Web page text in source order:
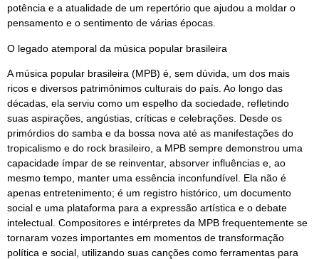
potência e a atualidade de um repertório que ajudou a moldar o
pensamento e o sentimento de várias épocas.
O legado atemporal da música popular brasileira
A música popular brasileira (MPB) é, sem dúvida, um dos mais
ricos e diversos patrimônimos culturais do país. Ao longo das
décadas, ela serviu como um espelho da sociedade, refletindo
suas aspirações, angústias, críticas e celebrações. Desde os
primórdios do samba e da bossa nova até as manifestações do
tropicalismo e do rock brasileiro, a MPB sempre demonstrou uma
capacidade ímpar de se reinventar, absorver influências e, ao
mesmo tempo, manter uma essência inconfundível. Ela não é
apenas entretenimento; é um registro histórico, um documento
social e uma plataforma para a expressão artística e o debate
intelectual. Compositores e intérpretes da MPB frequentemente se
tornaram vozes importantes em momentos de transformação
política e social, utilizando suas canções como ferramentas para